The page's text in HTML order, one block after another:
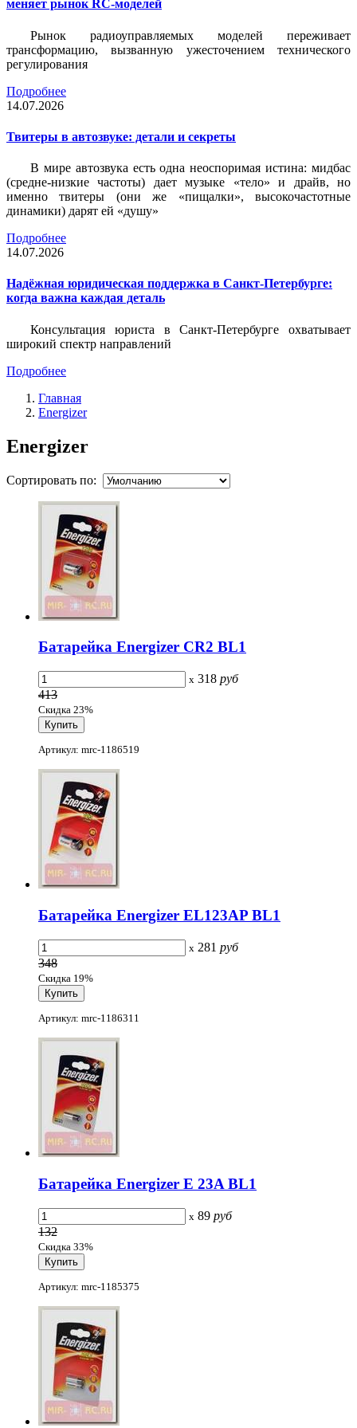
меняет рынок RC-моделей
Рынок радиоуправляемых моделей переживает
трансформацию, вызванную ужесточением технического
регулирования
Подробнее
14.07.2026
Твитеры в автозвуке: детали и секреты
В мире автозвука есть одна неоспоримая истина: мидбас
(средне-низкие частоты) дает музыке «тело» и драйв, но
именно твитеры (они же «пищалки», высокочастотные
динамики) дарят ей «душу»
Подробнее
14.07.2026
Надёжная юридическая поддержка в Санкт-Петербурге:
когда важна каждая деталь
Консультация юриста в Санкт-Петербурге охватывает
широкий спектр направлений
Подробнее
Главная
Energizer
Energizer
Сортировать по:
Батарейка Energizer CR2 BL1
x 318 руб
413
Скидка 23%
Артикул: mrc-1186519
Батарейка Energizer EL123AP BL1
x 281 руб
348
Скидка 19%
Артикул: mrc-1186311
Батарейка Energizer E 23A BL1
x 89 руб
132
Скидка 33%
Артикул: mrc-1185375